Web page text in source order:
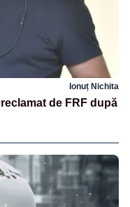
Ionuț Nichita
de FRF după